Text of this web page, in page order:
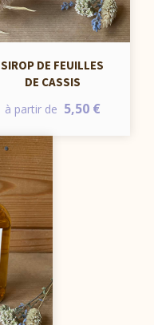
SIROP DE FEUILLES
DE CASSIS
à partir de 5,50 €